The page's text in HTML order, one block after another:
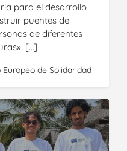
para el desarrollo
puentes de
de diferentes
[…]
de Solidaridad